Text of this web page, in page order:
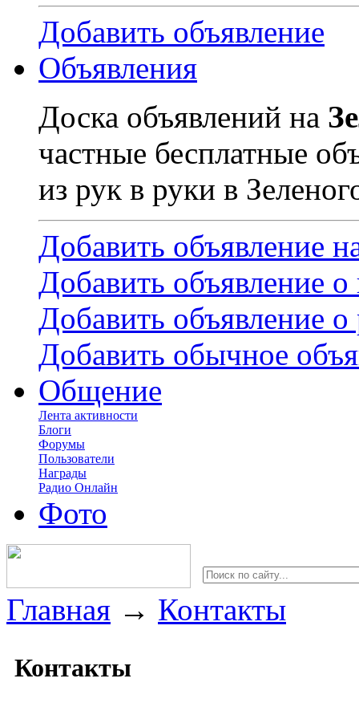
Добавить объявление
Объявления
Доска объявлений на
частные бесплатные
из рук в руки в
Добавить объявление
Добавить объявление
Добавить объявление о
Добавить обычное
Общение
Лента активности
Блоги
Форумы
Пользователи
Награды
Радио Онлайн
Фото
Главная → Контакты
Контакты